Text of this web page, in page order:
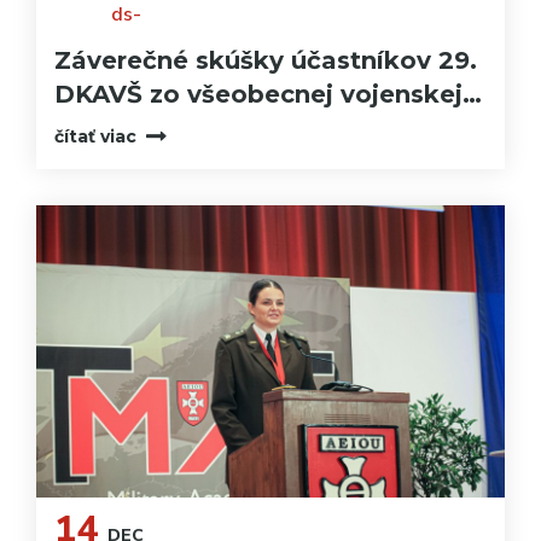
ds-
Záverečné skúšky účastníkov 29.
DKAVŠ zo všeobecnej vojenskej…
čítať viac
14 DEC